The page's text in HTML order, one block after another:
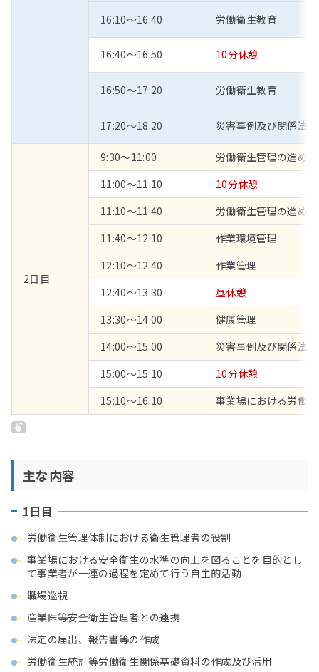
16:10～16:40 労働衛生教育
16:40～16:50 10分休憩
16:50～17:20 労働衛生教育
17:20～18:20 災害事例及び関係法令
2日目
9:30～11:00
労働衛生管理の進め方
11:00～11:10
10分休憩
11:10～11:40
労働衛生管理の進め方
11:40～12:10
作業環境管理
12:10～12:40
作業管理
12:40～13:30
昼休憩
13:30～14:00
健康管理
14:00～15:00
災害事例及び関係法令
15:00～15:10
10分休憩
15:10～16:10
事業場における労働
主な内容
1日目
労働衛生管理体制における衛生管理者の役割
事業場における安全衛生の水準の向上を図ることを目的とし
て事業者が一連の過程を定めて行う自主的活動
職場巡視
産業医等安全衛生管理者との連携
法定の届出、報告書等の作成
労働衛生統計等労働衛生関係基礎資料の作成及び活用